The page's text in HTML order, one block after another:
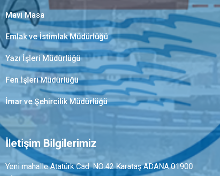
Mavi Masa
Emlak ve İstimlak Müdürlüğü
Yazı İşleri Müdürlüğü
Fen İşleri Müdürlüğü
İmar ve Şehircilik Müdürlüğü
İletişim Bilgilerimiz
Yeni mahalle Atatürk Cad. NO:42 Karataş ADANA 01900